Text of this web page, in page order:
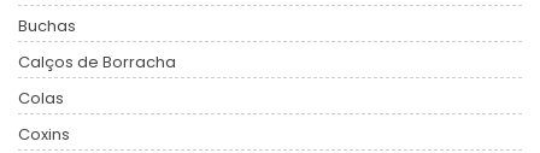
Buchas
Calços de Borracha
Colas
Coxins